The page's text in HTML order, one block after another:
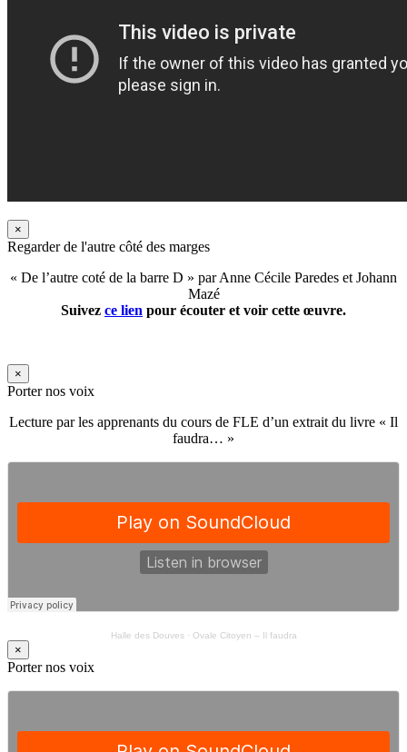
×
Regarder de l'autre côté des marges
« De l’autre coté de la barre D » par Anne Cécile Paredes et Johann
Mazé
Suivez ce lien pour écouter et voir cette œuvre.
×
Porter nos voix
Lecture par les apprenants du cours de FLE d’un extrait du livre « Il
faudra… »
Halle des Douves· Ovale Citoyen – Il faudra
×
Porter nos voix